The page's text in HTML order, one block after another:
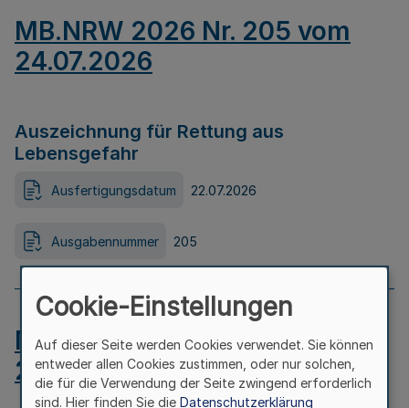
MB.NRW 2026 Nr. 205 vom
24.07.2026
Auszeichnung für Rettung aus
Lebensgefahr
Ausfertigungsdatum 22.07.2026
Ausgabennummer 205
MB.NRW 2026 Nr. 204 vom
24.07.2026
Cookie-Einstellungen
Auf dieser Seite werden Cookies verwendet. Sie können
entweder allen Cookies zustimmen, oder nur solchen,
die für die Verwendung der Seite zwingend erforderlich
sind. Hier finden Sie die Datenschutzerklärung